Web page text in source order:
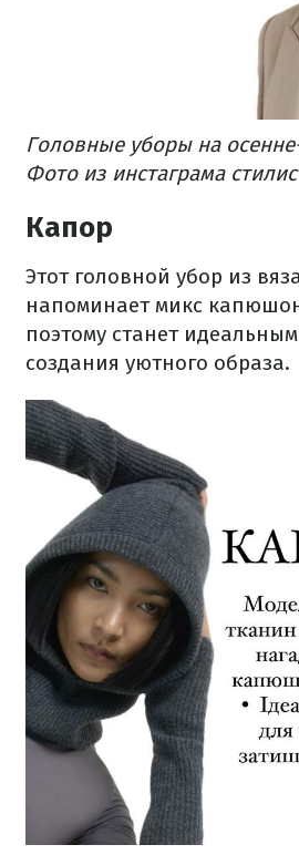
Головные уборы на
Фото из инстаграма
Капор
Этот головной убор из
напоминает микс
поэтому станет
создания уютного образа.